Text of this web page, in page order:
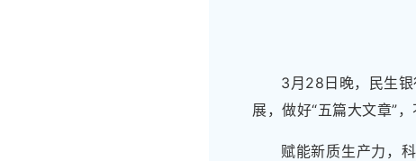
3月28日晚，民生
展，做好“五篇大文章”
赋能新质生产力，